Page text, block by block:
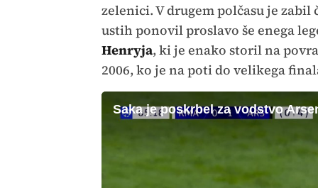
zelenici. V drugem polčasu je zabil
ustih ponovil proslavo še enega
Henryja, ki je enako storil na
2006, ko je na poti do velikega
Saka je poskrbel za vodstvo